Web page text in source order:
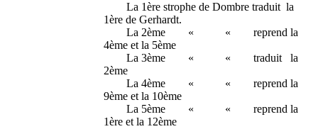
La 1ère strophe de Dombre traduit la
1ère de Gerhardt.
La 2ème « « reprend la
4ème et la 5ème
La 3ème « « traduit la
2ème
La 4ème « « reprend la
9ème et la 10ème
La 5ème « « reprend la
1ère et la 12ème